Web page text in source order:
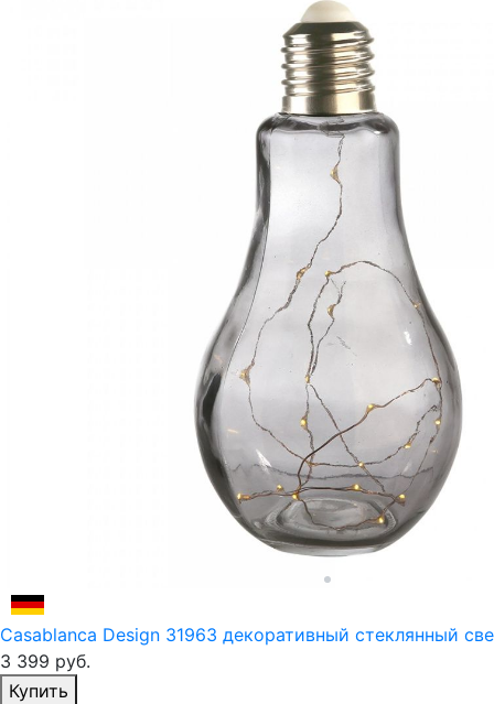
Casablanca Design 31963 декоративный стеклянный
3 399 руб.
Купить